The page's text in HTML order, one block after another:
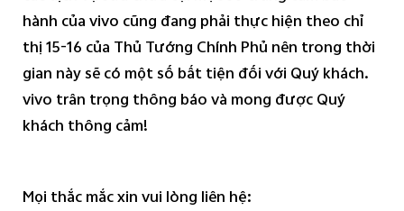
hành của vivo cũng đang phải thực hiện theo chỉ
thị 15-16 của Thủ Tướng Chính Phủ nên trong thời
gian này sẽ có một số bất tiện đối với Quý khách.
vivo trân trọng thông báo và mong được Quý
khách thông cảm!
Mọi thắc mắc xin vui lòng liên hệ: